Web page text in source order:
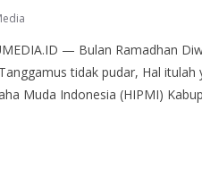
— Bulan Ramadhan
tidak pudar, Hal
Muda Indonesia (HIPMI)